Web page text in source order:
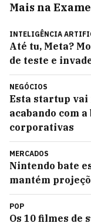
Mais na Exame
INTELIGÊNCIA
Até tu, Meta?
de teste e
NEGÓCIOS
Esta startup vai
acabando com
corporativas
MERCADOS
Nintendo bate
mantém
POP
Os 10 filmes de